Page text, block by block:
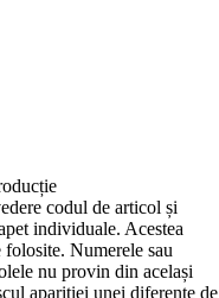
codul de articol și
individuale. Acestea
folosite. Numerele sau
nu provin din același
apariției unei diferențe de